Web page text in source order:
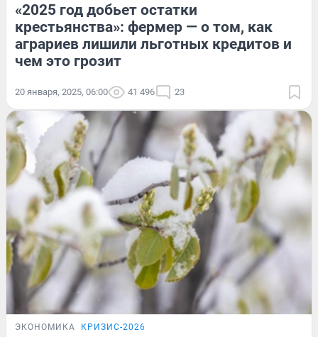
«2025 год добьет остатки
крестьянства»: фермер — о том, как
аграриев лишили льготных кредитов и
чем это грозит
20 января, 2025, 06:00 41 496 23
ЭКОНОМИКА КРИЗИС-2026